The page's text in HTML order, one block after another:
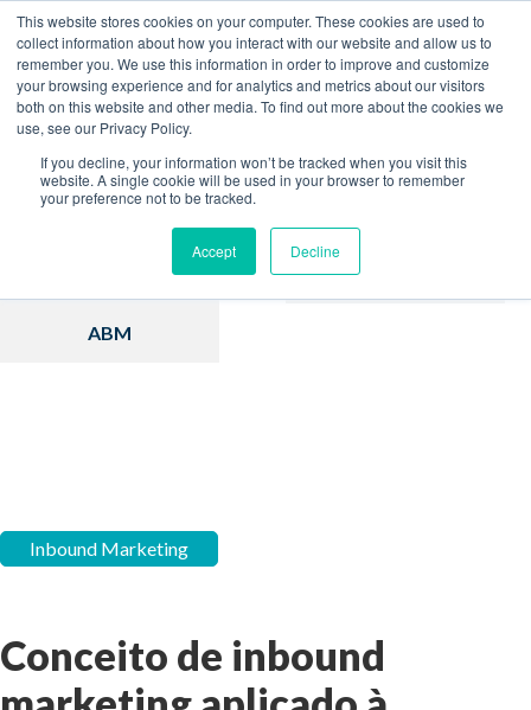
This website stores cookies on your computer. These cookies are used to
collect information about how you interact with our website and allow us to
remember you. We use this information in order to improve and customize
your browsing experience and for analytics and metrics about our visitors
both on this website and other media. To find out more about the cookies we
use, see our Privacy Policy.
If you decline, your information won’t be tracked when you visit this
website. A single cookie will be used in your browser to remember
your preference not to be tracked.
Accept Decline
Home Blog
Inbound Marketing
ABM
Inbound Marketing
Conceito de inbound